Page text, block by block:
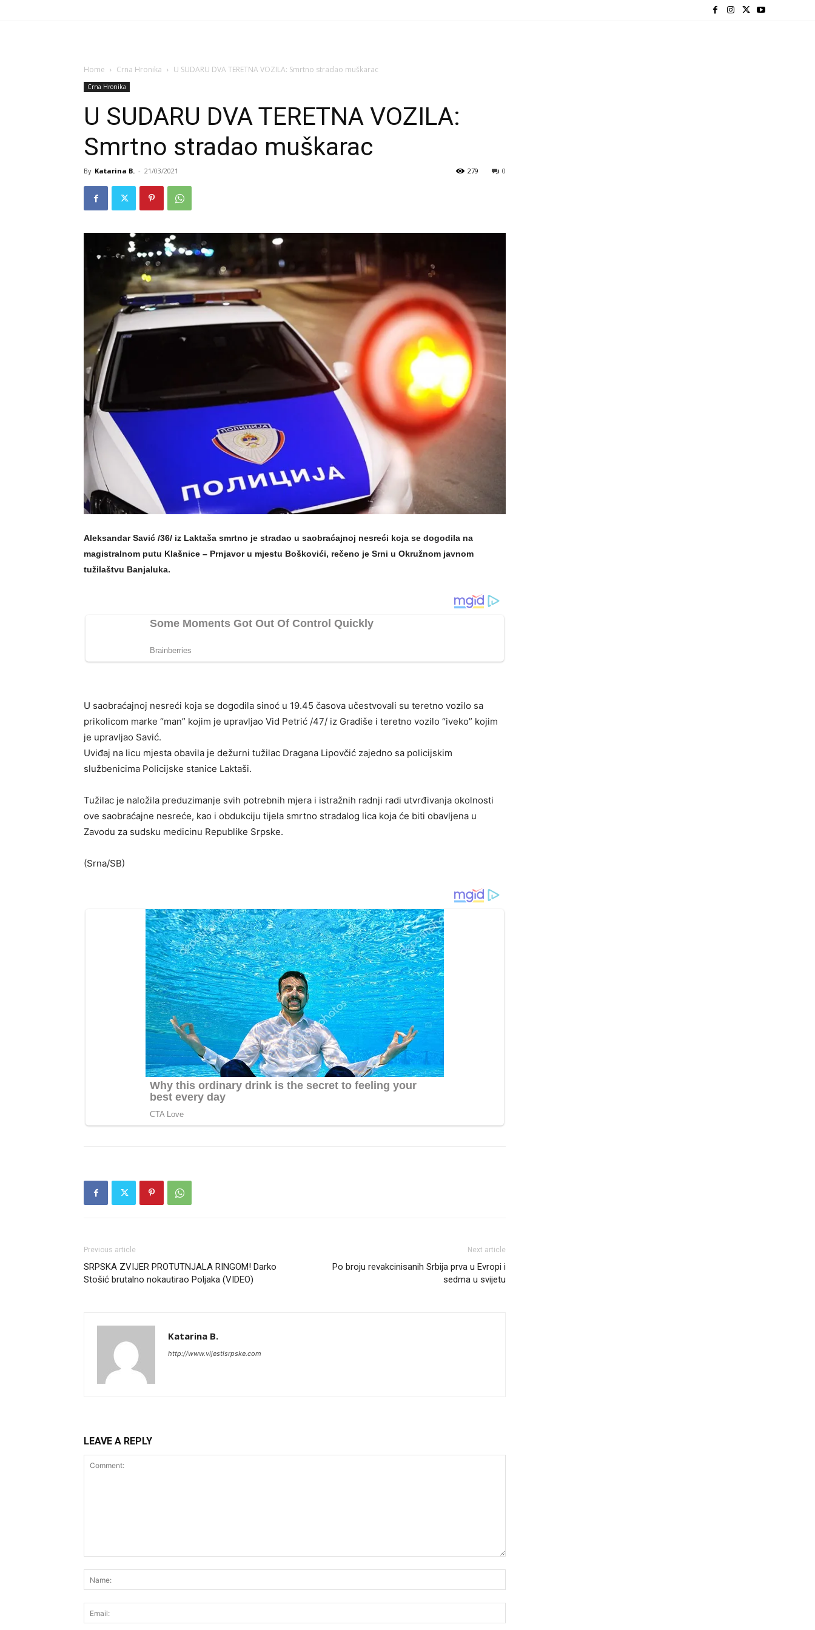
Home Crna Hronika U SUDARU DVA TERETNA VOZILA: Smrtno stradao muškarac
Crna Hronika
U SUDARU DVA TERETNA VOZILA:
Smrtno stradao muškarac
By Katarina B. - 21/03/2021 0
279
Aleksandar Savić /36/ iz Laktaša smrtno je stradao u saobraćajnoj nesreći koja se dogodila na
magistralnom putu Klašnice – Prnjavor u mjestu Boškovići, rečeno je Srni u Okružnom javnom
tužilaštvu Banjaluka.
U saobraćajnoj nesreći koja se dogodila sinoć u 19.45 časova učestvovali su teretno vozilo sa
prikolicom marke “man” kojim je upravljao Vid Petrić /47/ iz Gradiše i teretno vozilo “iveko” kojim
je upravljao Savić.
Uviđaj na licu mjesta obavila je dežurni tužilac Dragana Lipovčić zajedno sa policijskim
službenicima Policijske stanice Laktaši.
Tužilac je naložila preduzimanje svih potrebnih mjera i istražnih radnji radi utvrđivanja okolnosti
ove saobraćajne nesreće, kao i obdukciju tijela smrtno stradalog lica koja će biti obavljena u
Zavodu za sudsku medicinu Republike Srpske.
(Srna/SB)
Previous article
SRPSKA ZVIJER PROTUTNJALA RINGOM! Darko
Stošić brutalno nokautirao Poljaka (VIDEO)
Next article
Po broju revakcinisanih Srbija prva u Evropi i
sedma u svijetu
Katarina B.
http://www.vijestisrpske.com
LEAVE A REPLY